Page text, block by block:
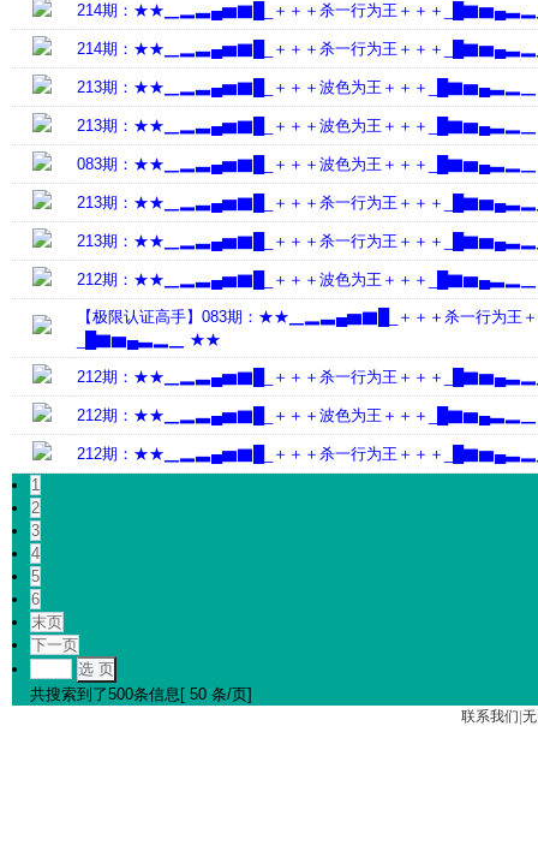
214期：★★▁▂▃▄▆▇█_＋＋＋杀一行为王＋＋＋
214期：★★▁▂▃▄▆▇█_＋＋＋杀一行为王＋＋＋
213期：★★▁▂▃▄▆▇█_＋＋＋波色为王＋＋＋
213期：★★▁▂▃▄▆▇█_＋＋＋波色为王＋＋＋
083期：★★▁▂▃▄▆▇█_＋＋＋波色为王＋＋＋
213期：★★▁▂▃▄▆▇█_＋＋＋杀一行为王＋＋＋
213期：★★▁▂▃▄▆▇█_＋＋＋杀一行为王＋＋＋
212期：★★▁▂▃▄▆▇█_＋＋＋波色为王＋＋＋
【极限认证高手】083期：★★▁▂▃▄▆▇█_＋＋＋杀一行为王
_█▇▆▄▃▂▁ ★★
212期：★★▁▂▃▄▆▇█_＋＋＋杀一行为王＋＋＋
212期：★★▁▂▃▄▆▇█_＋＋＋波色为王＋＋＋
212期：★★▁▂▃▄▆▇█_＋＋＋杀一行为王＋＋＋
1
2
3
4
5
6
末页
下一页
选 页
共搜索到了500条信息[ 50 条/页]
联系我们